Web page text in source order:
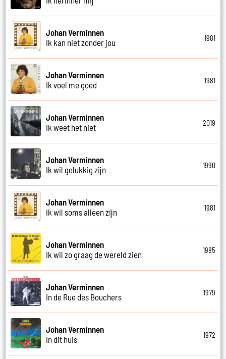
Johan Verminnen
Ik kan niet zonder jou
1981
Johan Verminnen
Ik voel me goed
1981
Johan Verminnen
Ik weet het niet
2019
Johan Verminnen
Ik wil gelukkig zijn
1990
Johan Verminnen
Ik wil soms alleen zijn
1981
Johan Verminnen
Ik wil zo graag de wereld zien
1985
Johan Verminnen
In de Rue des Bouchers
1979
Johan Verminnen
In dit huis
1972